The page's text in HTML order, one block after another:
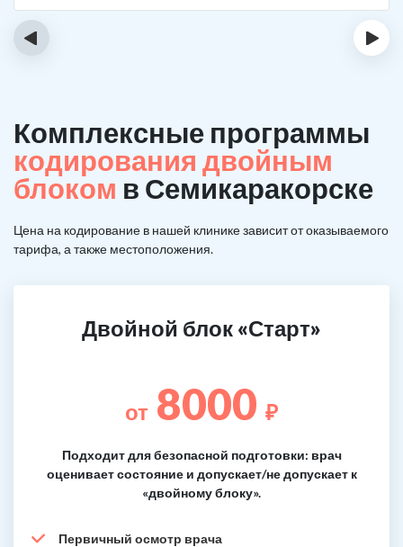
‹ ›
Комплексные программы
кодирования двойным
блоком в Семикаракорске
Цена на кодирование в нашей клинике зависит от оказываемого
тарифа, а также местоположения.
Двойной блок «Старт»
от 8000 ₽
Подходит для безопасной подготовки: врач
оценивает состояние и допускает/не допускает к
«двойному блоку».
Первичный осмотр врача